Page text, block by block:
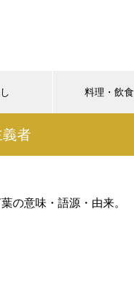
料理・飲食
者
の意味・語源・由来。